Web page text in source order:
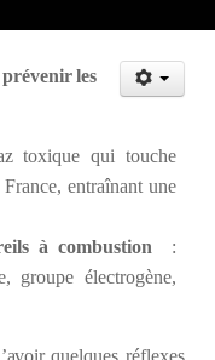
prévenir les
toxique qui touche
entraînant une
à combustion
:
groupe électrogène,
quelques réflexes